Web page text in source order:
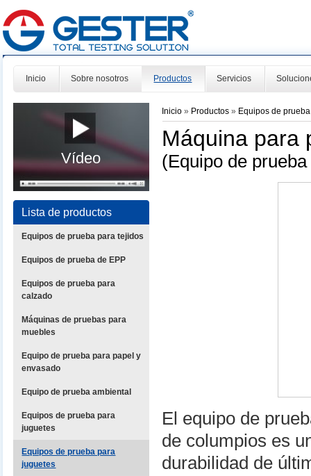
Inicio Sobre nosotros Productos Servicios
Vídeo
Lista de productos
Equipos de prueba para tejidos
Equipos de prueba de EPP
Equipos de prueba para
calzado
Máquinas de pruebas para
muebles
Equipo de prueba para papel y
envasado
Equipo de prueba ambiental
Equipos de prueba para
juguetes
Equipos de prueba para
juguetes
Inicio » Productos» Equipos de
Máquina para
(Equipo de
El equipo de
de columpios es
durabilidad de